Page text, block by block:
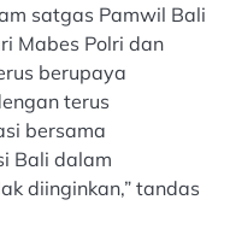
satgas Pamwil Bali
Mabes Polri dan
berupaya
terus
bersama
Bali dalam
diinginkan,” tandas